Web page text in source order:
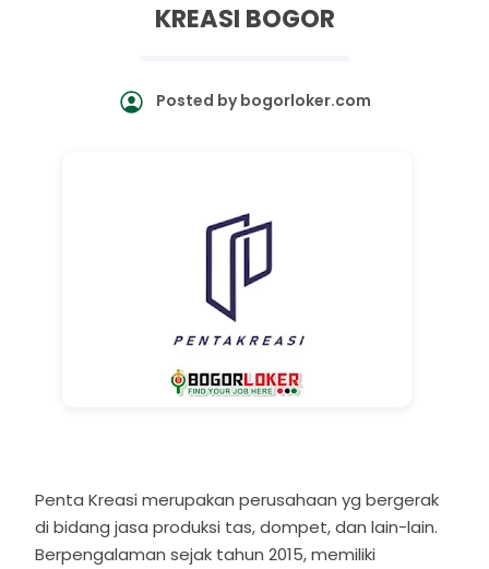
KREASI BOGOR
Posted bybogorloker.com
Penta Kreasi merupakan perusahaan yg bergerak
di bidang jasa produksi tas, dompet, dan lain-lain.
Berpengalaman sejak tahun 2015, memiliki